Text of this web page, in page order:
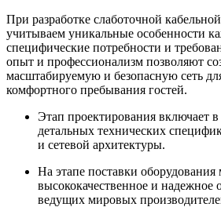
При разработке слаботочной
учитываем уникальные особенности
специфические потребности и
опыт и профессионализм позволяют
масштабируемую и безопасную сеть
комфортного пребывания гостей.
Этап проектирования включает в
детальных технических
и сетевой архитектуры.
На этапе поставки
высококачественное и надежное
ведущих мировых